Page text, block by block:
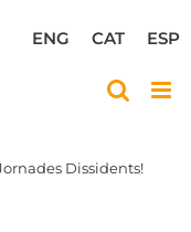
ESP
CAT
ENG
Dissidents!